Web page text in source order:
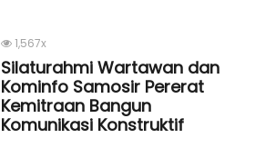
1,567x
Silaturahmi Wartawan dan
Kominfo Samosir Pererat
Kemitraan Bangun
Komunikasi Konstruktif